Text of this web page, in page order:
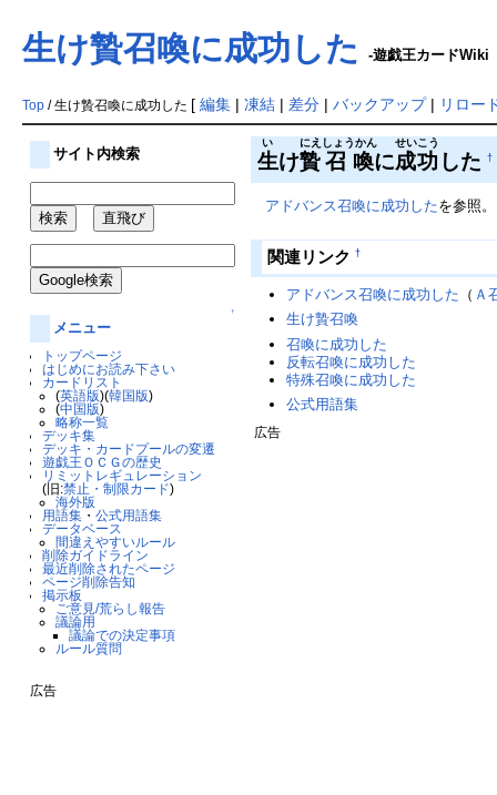
生け贄召喚に成功した -遊戯王カードWiki
Top/ 生け贄召喚に成功した [ 編集| 凍結| 差分| バックアップ| リロー
サイト内検索
↑
メニュー
トップページ
はじめにお読み下さい
カードリスト
(英語版)(韓国版)
(中国版)
略称一覧
デッキ集
デッキ・カードプールの変遷
遊戯王ＯＣＧの歴史
リミットレギュレーション
(旧:禁止・制限カード)
海外版
用語集 ・公式用語集
データベース
間違えやすいルール
削除ガイドライン
最近削除されたページ
ページ削除告知
掲示板
ご意見/荒らし報告
議論用
議論での決定事項
ルール質問
広告
生
い
け贄
にえ
召喚
しょうかん
に成功
せいこう
した †
アドバンス召喚に成功したを参照。
関連リンク †
アドバンス召喚に成功した （ Ａ
生け贄召喚
召喚に成功した
反転召喚に成功した
特殊召喚に成功した
公式用語集
広告